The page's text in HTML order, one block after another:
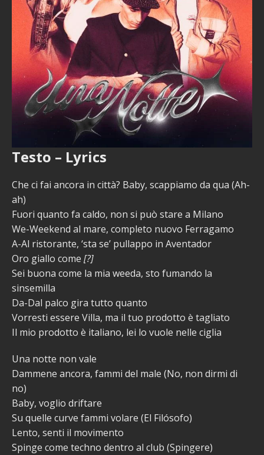
Testo – Lyrics
Che ci fai ancora in città? Baby, scappiamo da qua (Ah-
ah)
Fuori quanto fa caldo, non si può stare a Milano
We-Weekend al mare, completo nuovo Ferragamo
A-Al ristorante, ‘sta se’ pullappo in Aventador
Oro giallo come [?]
Sei buona come la mia weeda, sto fumando la
sinsemilla
Da-Dal palco gira tutto quanto
Vorresti essere Villa, ma il tuo prodotto è tagliato
Il mio prodotto è italiano, lei lo vuole nelle ciglia
Una notte non vale
Dammene ancora, fammi del male (No, non dirmi di
no)
Baby, voglio driftare
Su quelle curve fammi volare (El Filósofo)
Lento, senti il movimento
Spinge come techno dentro al club (Spingere)